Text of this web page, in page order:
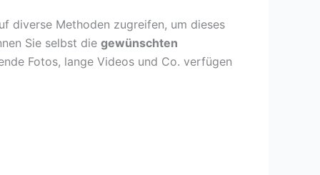
diverse Methoden zugreifen, um dieses
Sie selbst die gewünschten
Fotos, lange Videos und Co. verfügen